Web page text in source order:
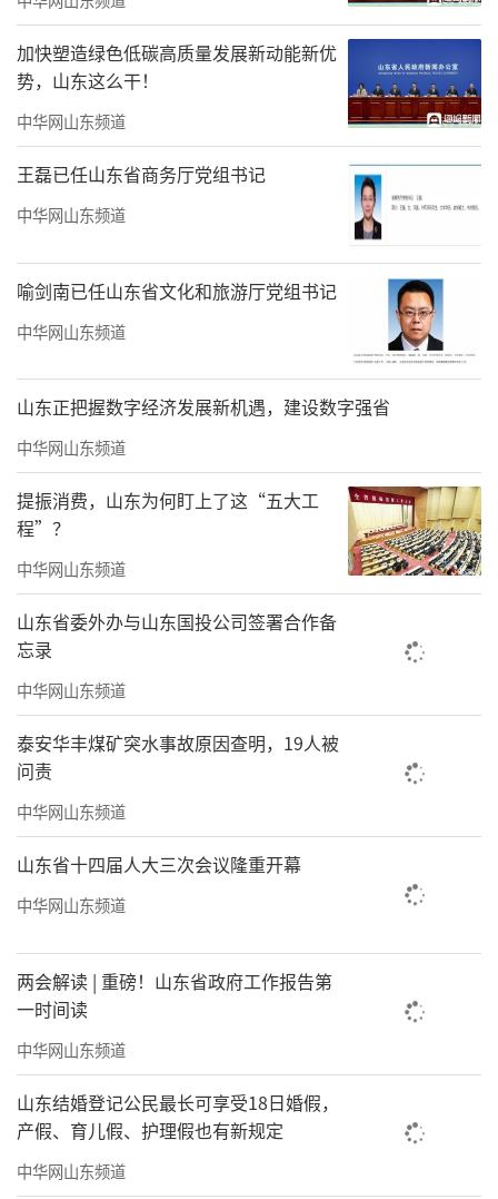
集处字群缠绕井然，留白区域分寸得当；楹联
左右两行字形轻重均衡，虚实互为映衬；斗方
小品布局凝练紧凑，留白克制精巧，小幅方寸
间气韵完整。整体布局稳妥协调，符合大众传
统审美，上墙陈列视觉舒适自然。
加快塑造绿色低碳高质量发展新动能新优
势，山东这么干！
中华网山东频道
王磊已任山东省商务厅党组书记
中华网山东频道
喻剑南已任山东省文化和旅游厅党组书记
中华网山东频道
山东正把握数字经济发展新机遇，建设数字强省
中华网山东频道
提振消费，山东为何盯上了这“五大工
程”？
中华网山东频道
山东省委外办与山东国投公司签署合作备
忘录
中华网山东频道
泰安华丰煤矿突水事故原因查明，19人被
问责
中华网山东频道
山东省十四届人大三次会议隆重开幕
中华网山东频道
两会解读 | 重磅！山东省政府工作报告第
一时间读
中华网山东频道
山东结婚登记公民最长可享受18日婚假，
产假、育儿假、护理假也有新规定
中华网山东频道